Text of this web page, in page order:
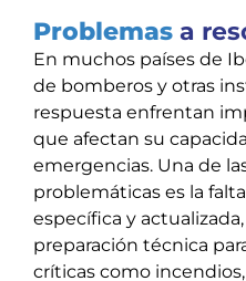
Problemas a
En muchos países de
de bomberos y otras
respuesta enfrentan
que afectan su
emergencias. Una de
problemáticas es la
específica y
preparación técnica
críticas como